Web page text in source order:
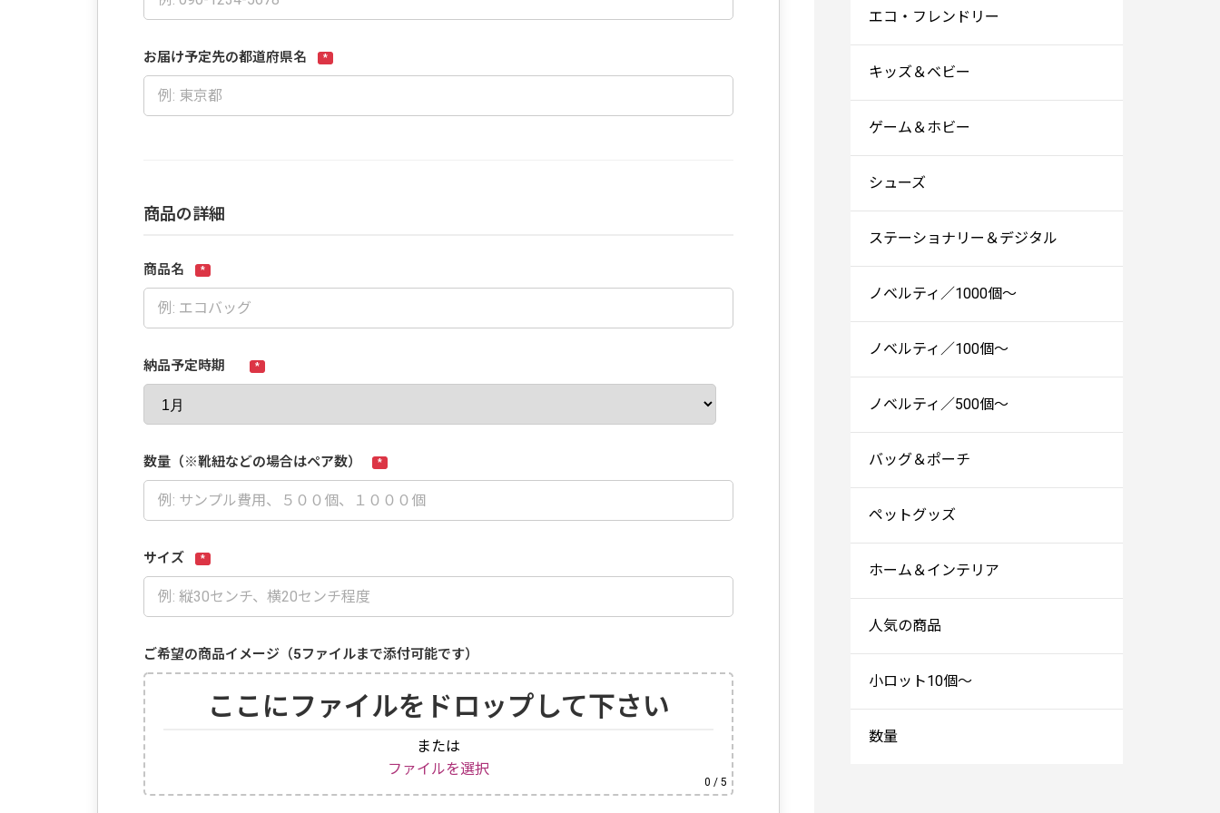
お届け予定先の都道府県名 *
商品の詳細
商品名 *
納品予定時期 *
数量（※靴紐などの場合はペア数） *
サイズ *
ご希望の商品イメージ（5ファイルまで添付可能です）
ここにファイルをドロップして下さい
または
ファイルを選択
0 / 5
エコ・フレンドリー
キッズ＆ベビー
ゲーム＆ホビー
シューズ
ステーショナリー＆デジタル
ノベルティ／1000個～
ノベルティ／100個～
ノベルティ／500個～
バッグ＆ポーチ
ペットグッズ
ホーム＆インテリア
人気の商品
小ロット10個～
数量